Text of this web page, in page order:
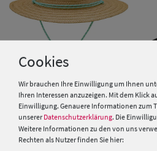
Chillouts knautschbarer
Westernhut mit Kinnband
Cookies
Wir brauchen Ihre Einwilligung um Ihnen
Ihren Interessen anzuzeigen. Mit dem Klick
Einwilligung. Genauere Informationen zum
unserer Datenschutzerklärung. Die
Weitere Informationen zu den von uns
Rechten als Nutzer finden Sie hier: